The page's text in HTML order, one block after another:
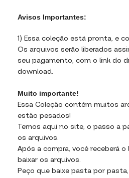
Avisos Importantes:
1) Essa coleção está pronta, e
Os arquivos serão liberados
seu pagamento, com o link do
download.
Muito importante!
Essa Coleção contém muitos
estão pesados!
Temos aqui no site, o passo a
os arquivos.
Após a compra, você receberá o
baixar os arquivos.
Peço que baixe pasta por